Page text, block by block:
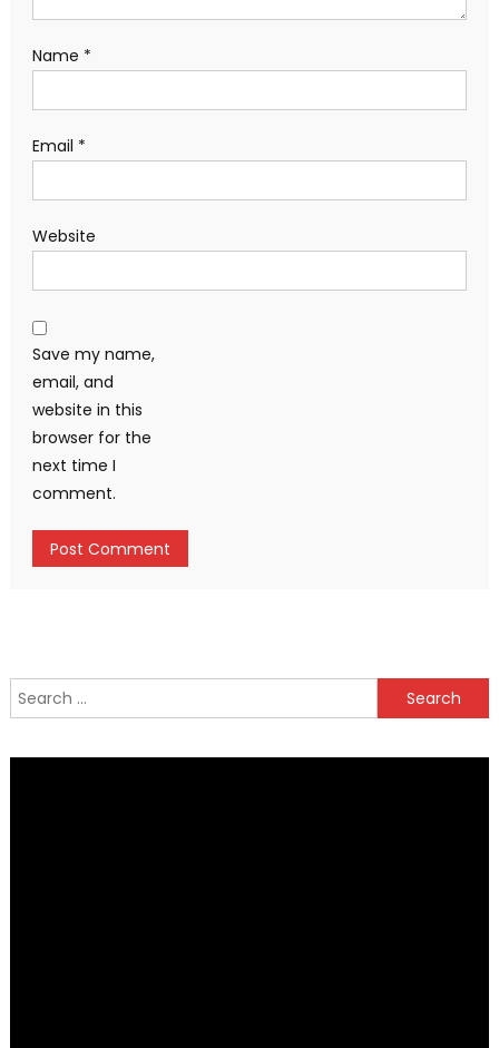
Name *
Email *
Website
Save my name,
email, and
website in this
browser for the
next time I
comment.
Search
for: